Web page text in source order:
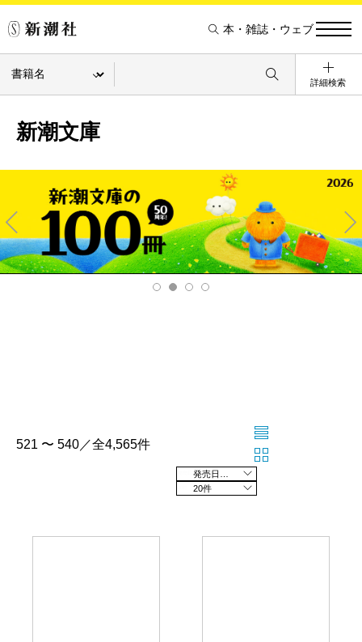
本・雑誌・ウェブ
詳細検索
新潮文庫
Pre
v
Ne
xt
521 〜 540／全4,565件
20件